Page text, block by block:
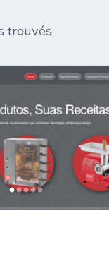
trouvés